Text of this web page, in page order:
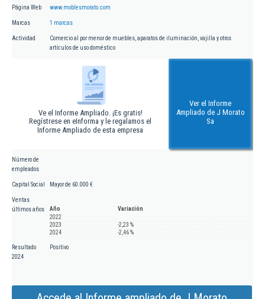
Página Web www.moblesmorato.com
Marcas 1 marcas
Actividad
Comercio al por menor de muebles, aparatos de iluminación, vajilla y otros
artículos de uso doméstico
Ve el Informe Ampliado. ¡Es gratis!
Regístrese en eInforma y le regalamos el
Informe Ampliado de esta empresa
Ver el Informe
Ampliado de J Morato
Sa
Número de
empleados
Capital Social Mayor de 60.000 €
Ventas
últimos años
Año
Variación
2022
2023
-2,23 %
2024
-2,46 %
Resultado
2024
Positivo